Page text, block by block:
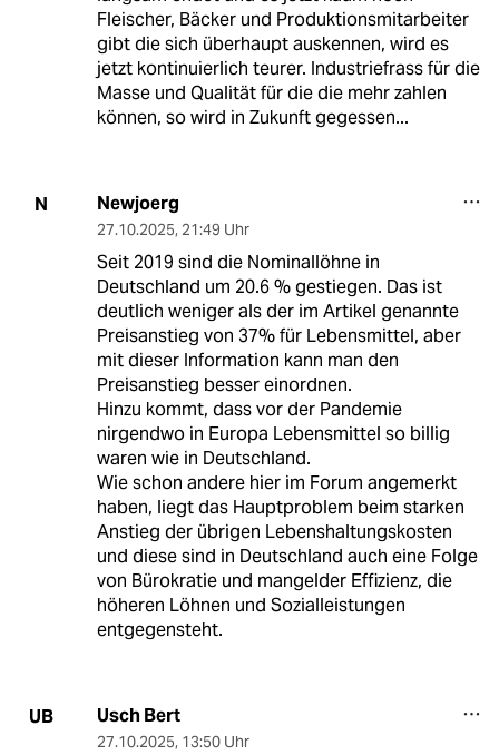
Fleischer, Bäcker und Produktionsmitarbeiter
gibt die sich überhaupt auskennen, wird es
jetzt kontinuierlich teurer. Industriefrass für die
Masse und Qualität für die die mehr zahlen
können, so wird in Zukunft gegessen...
N Newjoerg
27.10.2025, 21:49 Uhr
Seit 2019 sind die Nominallöhne in
Deutschland um 20.6 % gestiegen. Das ist
deutlich weniger als der im Artikel genannte
Preisanstieg von 37% für Lebensmittel, aber
mit dieser Information kann man den
Preisanstieg besser einordnen.
Hinzu kommt, dass vor der Pandemie
nirgendwo in Europa Lebensmittel so billig
waren wie in Deutschland.
Wie schon andere hier im Forum angemerkt
haben, liegt das Hauptproblem beim starken
Anstieg der übrigen Lebenshaltungskosten
und diese sind in Deutschland auch eine Folge
von Bürokratie und mangelder Effizienz, die
höheren Löhnen und Sozialleistungen
entgegensteht.
UB Usch Bert
27.10.2025, 13:50 Uhr